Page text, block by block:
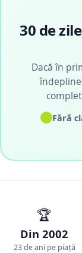
30 de
Dacă în
✓Fără
🏆
Din 2002
23 de ani pe piață